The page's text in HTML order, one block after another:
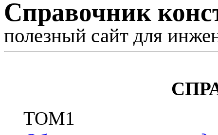
Справочник
полезный сайт для
ТОМ1